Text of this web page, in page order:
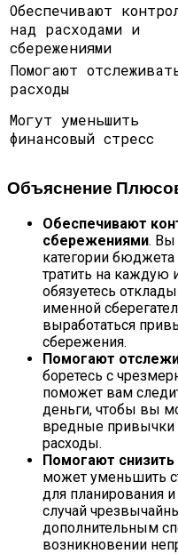
Обеспечивают
над расходами и
сбережениями
Помогают
расходы
Могут уменьшить
финансовый стресс
Объяснение
Обеспечивают
сбережениями. Вы
категории
тратить на каждую
обязуетесь
именной
выработаться
сбережения.
Помогают
боретесь с
поможет вам
деньги, чтобы вы
вредные привычки
расходы.
Помогают
может уменьшить
для планирования
случай
дополнительным
возникновении